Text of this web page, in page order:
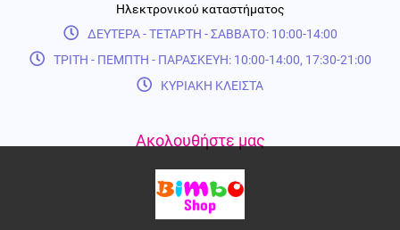
Ηλεκτρονικού καταστήματος
ΔΕΥΤΕΡΑ - ΤΕΤΑΡΤΗ - ΣΑΒΒΑΤΟ: 10:00-14:00
ΤΡΙΤΗ - ΠΕΜΠΤΗ - ΠΑΡΑΣΚΕΥΗ: 10:00-14:00, 17:30-21:00
ΚΥΡΙΑΚΗ ΚΛΕΙΣΤΑ
Ακολουθήστε μας